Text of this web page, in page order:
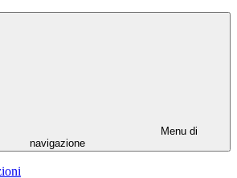
Menu di
navigazione